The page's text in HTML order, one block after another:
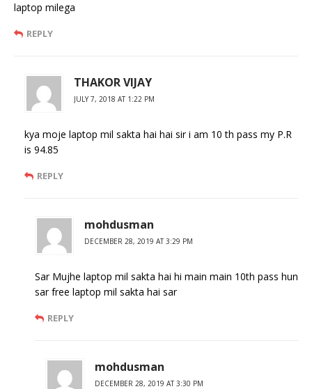
laptop milega
REPLY
THAKOR VIJAY
JULY 7, 2018 AT 1:22 PM
kya moje laptop mil sakta hai hai sir i am 10 th pass my P.R
is 94.85
REPLY
mohdusman
DECEMBER 28, 2019 AT 3:29 PM
Sar Mujhe laptop mil sakta hai hi main main 10th pass hun
sar free laptop mil sakta hai sar
REPLY
mohdusman
DECEMBER 28, 2019 AT 3:30 PM